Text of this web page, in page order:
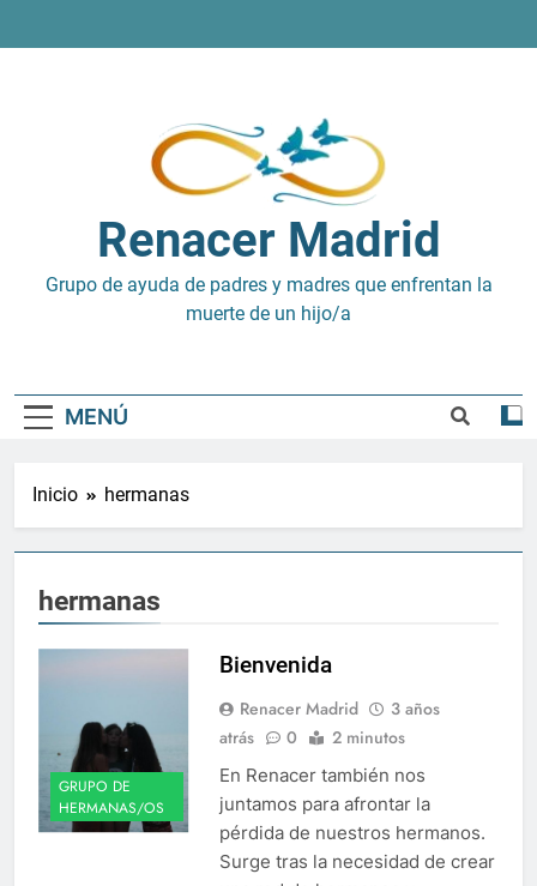
Renacer Madrid
Grupo de ayuda de padres y madres que enfrentan la
muerte de un hijo/a
MENÚ
Inicio hermanas
hermanas
GRUPO DE
HERMANAS/OS
Bienvenida
Renacer Madrid
3 años
atrás
0 2 minutos
En Renacer también nos
juntamos para afrontar la
pérdida de nuestros hermanos.
Surge tras la necesidad de crear